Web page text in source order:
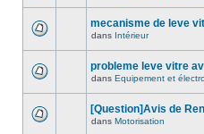
mecanisme de leve
dans Intérieur
probleme leve vitre
dans Equipement et
[Question]Avis de
dans Motorisation